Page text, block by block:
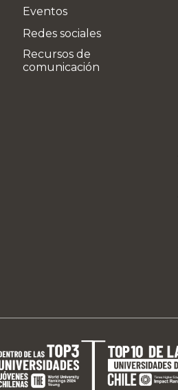
Eventos
Redes sociales
Recursos de
comunicación